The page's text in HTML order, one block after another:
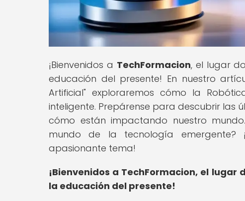
¡Bienvenidos a TechFormacion, el lugar
educación del presente! En nuestro
Artificial" exploraremos cómo la
inteligente. Prepárense para descubrir las
cómo están impactando nuestro
mundo de la tecnología emergente?
apasionante tema!
¡Bienvenidos a TechFormacion, el
la educación del presente!